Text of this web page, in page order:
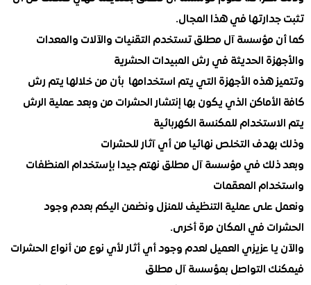
في هذا المجال.
مؤسسة آل مطلق تستخدم التقنيات والآلات والمعدات
الحديثة في رش المبيدات الحشرية
هذه الأجهزة التي يتم استخدامها بأن من خلالها يتم رش
الذي يكون بها إنتشار الحشرات من وبعد عملية الرش
للمكنسة الكهربائية
التخلص نهائيا من أي آثار للحشرات
في مؤسسة آل مطلق نهتم جيدا بإستخدام المنظفات
المعقمات
عملية التنظيف للمنزل ونضمن اليكم بعدم وجود
في المكان مرة أخرى.
عزيزي العميل لعدم وجود أي أثار لأي نوع من أنواع الحشرات
التواصل بمؤسسة آل مطلق